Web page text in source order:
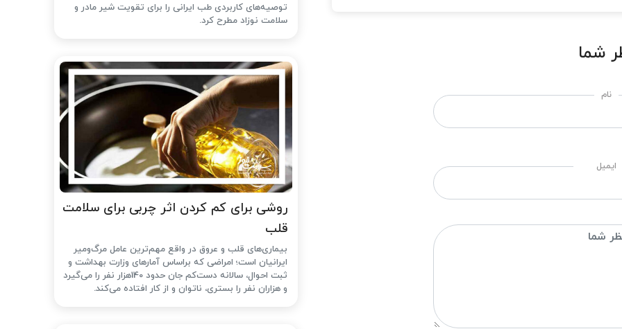
شما
نام
ایمیل
توصیه‌های کاربردی طب ایرانی را برای تقویت شیر مادر و
سلامت نوزاد مطرح کرد.
روشی برای کم کردن اثر چربی برای سلامت
قلب
بیماری‌های قلب و عروق در واقع مهم‌ترین عامل مرگ‌ومیر
ایرانیان است؛ امراضی که براساس آمارهای وزارت بهداشت و
ثبت احوال، سالانه دست‌کم جان حدود 140هزار نفر را می‌گیرد
و هزاران نفر را بستری، ناتوان و از کار افتاده می‌کند.